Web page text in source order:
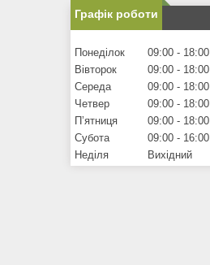
Графік роботи
Понеділок 09:00
18:00
Вівторок
09:00
18:00
Середа
09:00
18:00
Четвер
09:00
18:00
Пʼятниця
09:00
18:00
Субота
09:00
16:00
Неділя
Вихідний